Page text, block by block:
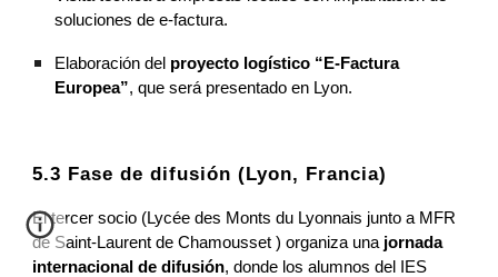
soluciones de e-factura.
Elaboración del proyecto logístico “E-Factura
Europea”, que será presentado en Lyon.
5.3 Fase de difusión (Lyon, Francia)
El tercer socio (Lycée des Monts du Lyonnais junto a MFR
de Saint-Laurent de Chamousset ) organiza una jornada
internacional de difusión, donde los alumnos del IES